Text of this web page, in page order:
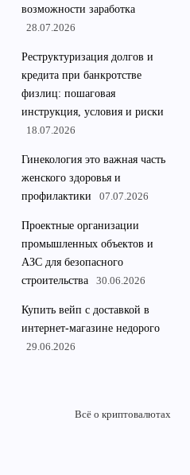
возможности заработка
28.07.2026
Реструктуризация долгов и
кредита при банкротстве
физлиц: пошаговая
инструкция, условия и риски
18.07.2026
Гинекология это важная часть
женского здоровья и
профилактики
07.07.2026
Проектные организации
промышленных объектов и
АЗС для безопасного
строительства
30.06.2026
Купить вейп с доставкой в
интернет-магазине недорого
29.06.2026
Всё о криптовалютах